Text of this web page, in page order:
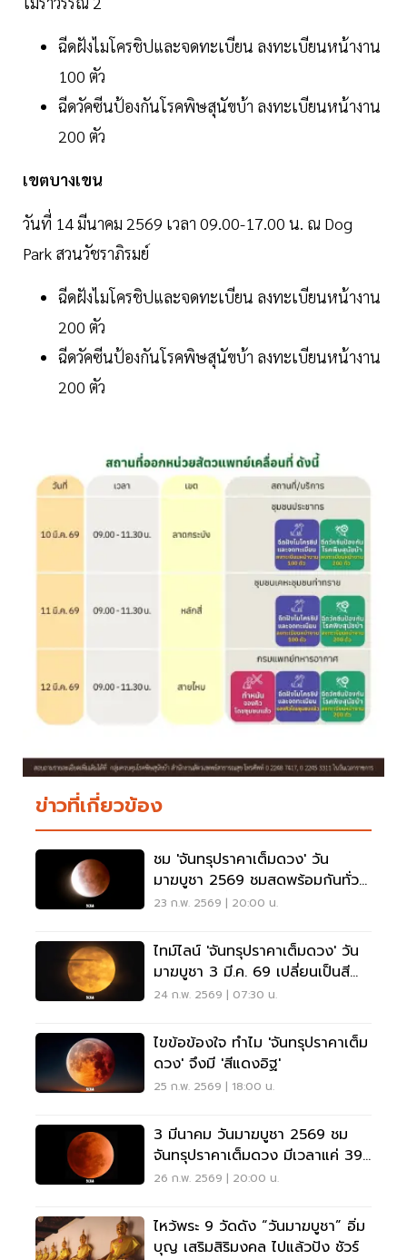
ฉีดฝังไมโครชิปและจดทะเบียน ลงทะเบียนหน้างาน
100 ตัว
ฉีดวัคซีนป้องกันโรคพิษสุนัขบ้า ลงทะเบียนหน้างาน
200 ตัว
เขตบางเขน
วันที่ 14 มีนาคม 2569 เวลา 09.00-17.00 น. ณ Dog
Park สวนวัชราภิรมย์
ฉีดฝังไมโครชิปและจดทะเบียน ลงทะเบียนหน้างาน
200 ตัว
ฉีดวัคซีนป้องกันโรคพิษสุนัขบ้า ลงทะเบียนหน้างาน
200 ตัว
ข่าวที่เกี่ยวข้อง
ชม 'จันทรุปราคาเต็มดวง' วัน
มาฆบูชา 2569 ชมสดพร้อมกันทั่ว
ไทย 3 มี.ค.นี้
23 ก.พ. 2569 | 20:00 น.
ไทม์ไลน์ 'จันทรุปราคาเต็มดวง' วัน
มาฆบูชา 3 มี.ค. 69 เปลี่ยนเป็นสี
แดงอิฐ ตอนไหน
24 ก.พ. 2569 | 07:30 น.
ไขข้อข้องใจ ทำไม 'จันทรุปราคาเต็ม
ดวง' จึงมี 'สีแดงอิฐ'
25 ก.พ. 2569 | 18:00 น.
3 มีนาคม วันมาฆบูชา 2569 ชม
จันทรุปราคาเต็มดวง มีเวลาแค่ 39
นาที
26 ก.พ. 2569 | 20:00 น.
ไหว้พระ 9 วัดดัง “วันมาฆบูชา” อิ่ม
บุญ เสริมสิริมงคล ไปแล้วปัง ชัวร์